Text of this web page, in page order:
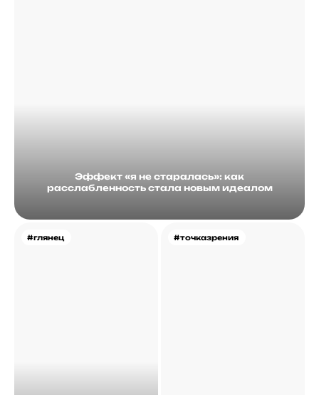
Эффект «я не старалась»: как
расслабленность стала новым идеалом
#глянец #точказрения